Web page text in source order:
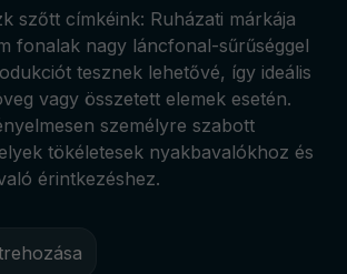
szőtt címkéink: Ruházati márkája
fonalak nagy láncfonal-sűrűséggel
tesznek lehetővé, így ideális
vagy összetett elemek esetén.
személyre szabott
tökéletesek nyakbavalókhoz és
érintkezéshez.